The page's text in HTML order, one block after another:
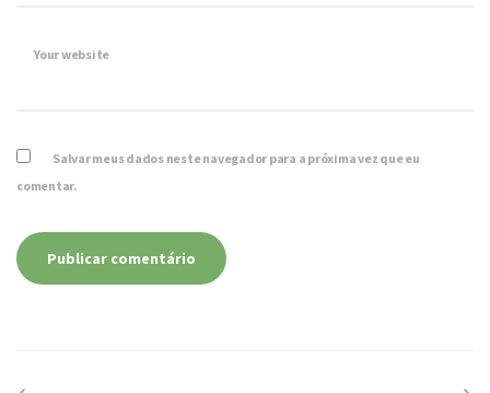
Your website
Salvar meus dados neste navegador para a próxima vez que eu
comentar.